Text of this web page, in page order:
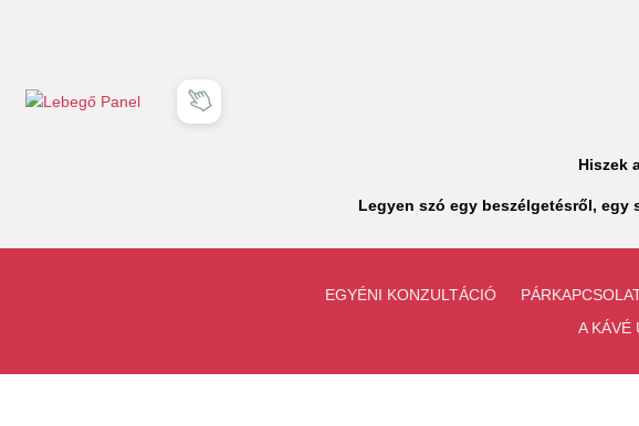
Hiszek
Legyen szó egy beszélgetésről, egy
EGYÉNI KONZULTÁCIÓ
A KÁVÉ